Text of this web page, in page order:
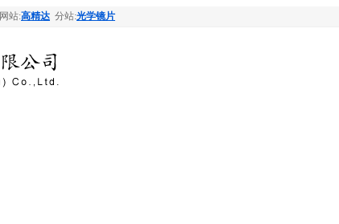
网站:高精达 分站:光学镜片